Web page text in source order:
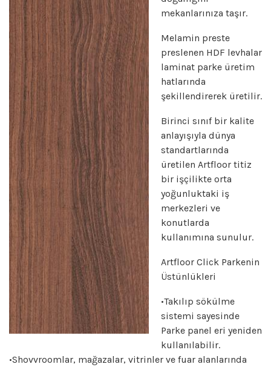
mekanlarınıza taşır.
Melamin preste
preslenen HDF levhalar
laminat parke üretim
hatlarında
şekillendirerek üretilir.
Birinci sınıf bir kalite
anlayışıyla dünya
standartlarında
üretilen Artfloor titiz
bir işçilikte orta
yoğunluktaki iş
merkezleri ve
konutlarda
kullanımına sunulur.
Artfloor Click Parkenin
Üstünlükleri
•Takılıp sökülme
sistemi sayesinde
Parke panel eri yeniden
kullanılabilir.
•Shovvroomlar, mağazalar, vitrinler ve fuar alanlarında